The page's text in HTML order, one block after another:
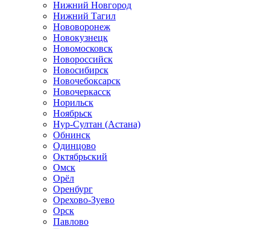
Нижний Новгород
Нижний Тагил
Нововоронеж
Новокузнецк
Новомосковск
Новороссийск
Новосибирск
Новочебоксарск
Новочеркасск
Норильск
Ноябрьск
Нур-Султан (Астана)
Обнинск
Одинцово
Октябрьский
Омск
Орёл
Оренбург
Орехово-Зуево
Орск
Павлово